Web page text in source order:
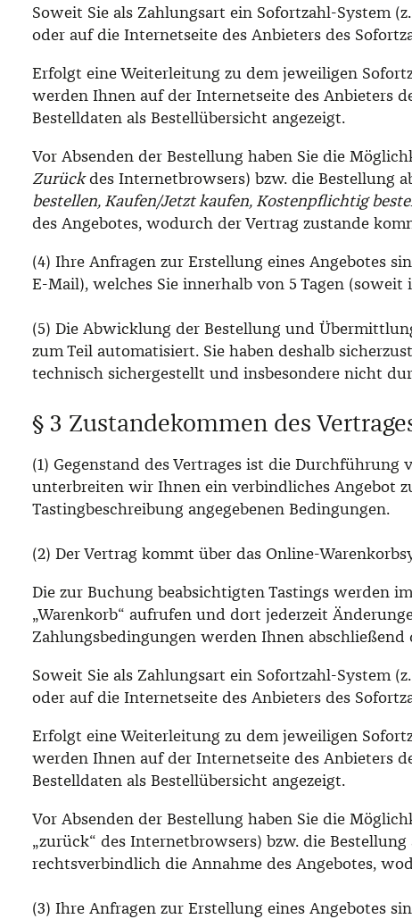
Soweit Sie als Zahlungsart ein Sofortzahl-System
oder auf die Internetseite des Anbieters des
Erfolgt eine Weiterleitung zu dem jeweiligen
werden Ihnen auf der Internetseite des Anbieters
Bestelldaten als Bestellübersicht angezeigt.
Vor Absenden der Bestellung haben Sie die
Zurückdes Internetbrowsers) bzw. die Bestellung
bestellen, Kaufen/Jetzt kaufen, Kostenpflichtig
des Angebotes, wodurch der Vertrag zustande
(4) Ihre Anfragen zur Erstellung eines Angebotes
E-Mail), welches Sie innerhalb von 5 Tagen
(5) Die Abwicklung der Bestellung und
zum Teil automatisiert. Sie haben deshalb
technisch sichergestellt und insbesondere nicht
§ 3 Zustandekommen des
(1) Gegenstand des Vertrages ist die
unterbreiten wir Ihnen ein verbindliches Angebot
Tastingbeschreibung angegebenen Bedingungen.
(2) Der Vertrag kommt über das Online-
Die zur Buchung beabsichtigten Tastings werden
„Warenkorb“ aufrufen und dort jederzeit
Zahlungsbedingungen werden Ihnen
Soweit Sie als Zahlungsart ein Sofortzahl-System
oder auf die Internetseite des Anbieters des
Erfolgt eine Weiterleitung zu dem jeweiligen
werden Ihnen auf der Internetseite des Anbieters
Bestelldaten als Bestellübersicht angezeigt.
Vor Absenden der Bestellung haben Sie die
„zurück“ des Internetbrowsers) bzw. die
rechtsverbindlich die Annahme des Angebotes,
(3) Ihre Anfragen zur Erstellung eines Angebotes